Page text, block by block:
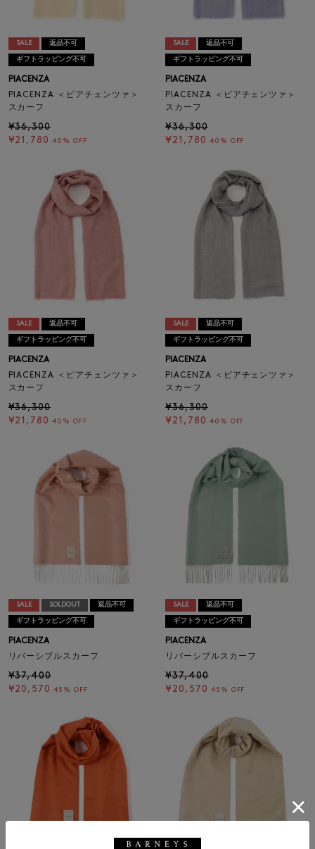
SALE 返品不可
ギフトラッピング不可
PIACENZA
PIACENZA ＜ピアチェンツァ＞
スカーフ
¥36,300
¥21,780 40% OFF
SALE 返品不可
ギフトラッピング不可
PIACENZA
PIACENZA ＜ピアチェンツァ＞
スカーフ
¥36,300
¥21,780 40% OFF
SALE 返品不可
ギフトラッピング不可
PIACENZA
PIACENZA ＜ピアチェンツァ＞
スカーフ
¥36,300
¥21,780 40% OFF
SALE 返品不可
ギフトラッピング不可
PIACENZA
PIACENZA ＜ピアチェンツァ＞
スカーフ
¥36,300
¥21,780 40% OFF
SALE SOLDOUT 返品不可
ギフトラッピング不可
PIACENZA
リバーシブルスカーフ
¥37,400
¥20,570 45% OFF
SALE 返品不可
ギフトラッピング不可
PIACENZA
リバーシブルスカーフ
¥37,400
¥20,570 45% OFF